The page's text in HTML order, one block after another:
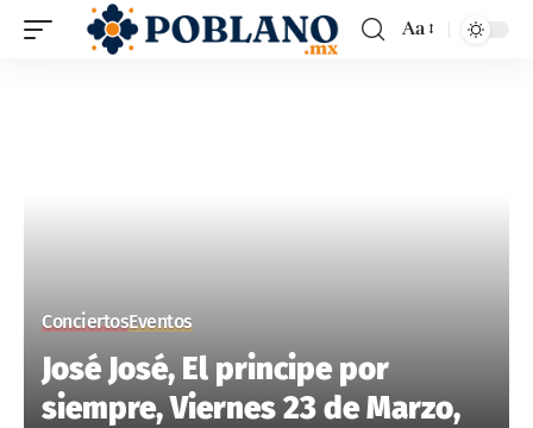
Aa
ConciertosEventos
José José, El principe por
siempre, Viernes 23 de Marzo,